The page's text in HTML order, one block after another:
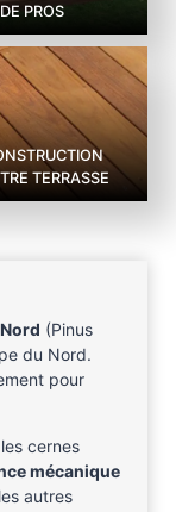
DE PROS
TERRASSE
(Pinus
du Nord.
pour
cernes
mécanique
autres